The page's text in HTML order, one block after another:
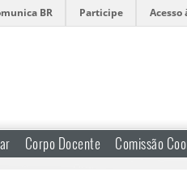
BR Participe Acesso
Corpo Docente Comissão